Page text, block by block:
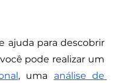
ajuda para descobrir
, uma análise de